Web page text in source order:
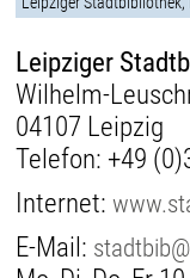
Leipziger
Wilhelm-
04107 Leipzig
Telefon: +49
Internet:
E-Mail: